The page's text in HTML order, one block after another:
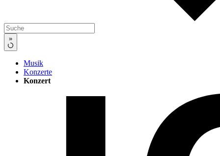
»
Musik
Konzerte
Konzert